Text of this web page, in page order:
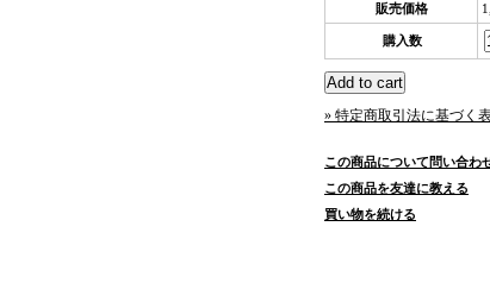
販売価格
購入数
» 特定商取引法に基づく
この商品について問い合わ
この商品を友達に教える
買い物を続ける